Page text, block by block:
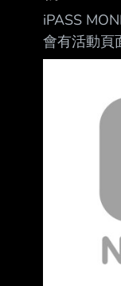
iPASS
會有活動頁
樂」：